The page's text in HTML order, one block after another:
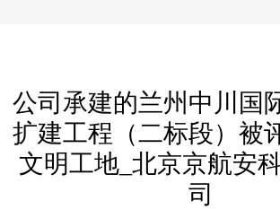
公司承建的兰州中川国
扩建工程（二标段）被
文明工地_北京京航安
司